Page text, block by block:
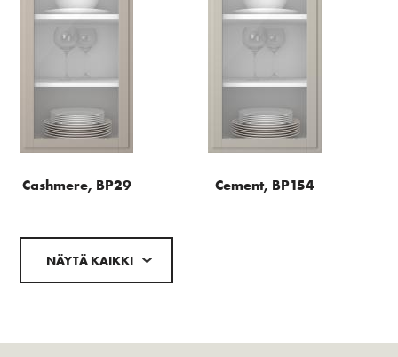
Cashmere, BP29 Cement, BP154
NÄYTÄ KAIKKI